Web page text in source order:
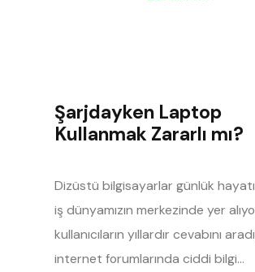
Şarjdayken Laptop
Kullanmak Zararlı mı?
Dizüstü bilgisayarlar günlük
iş dünyamızın merkezinde yer
kullanıcıların yıllardır cevabını
internet forumlarında ciddi bilgi…